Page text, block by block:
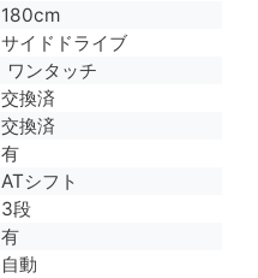
180cm
サイドドライブ
ワンタッチ
交換済
交換済
有
ATシフト
3段
有
自動